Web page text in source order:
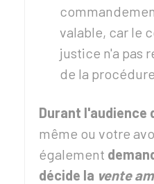
valable, car le
justice n'a pas
de la
Durant l'audience
même ou votre
également
décide la vente